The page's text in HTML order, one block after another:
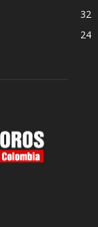
32
24